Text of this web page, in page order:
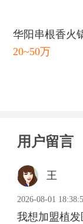
华阳串根香火
20~50万
用户留言
王
2026-08-01
我想加盟植发